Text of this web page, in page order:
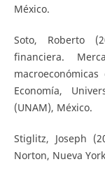
México.
Soto, Roberto
financiera.
Economía,
(UNAM), México.
Stiglitz, Joseph
Norton, Nueva